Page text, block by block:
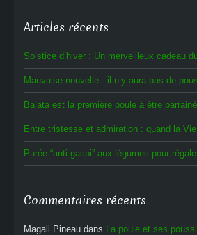
Articles récents
Solstice d’hiver : Un merveilleux cadeau
Mauvaise nouvelle : il n’y aura pas de
Balata est la première poule à être
Entre tristesse et admiration : quand la Vie
Purée “anti-gaspi” aux légumes pour
Commentaires récents
Magali Pineau dans
La poule et ses